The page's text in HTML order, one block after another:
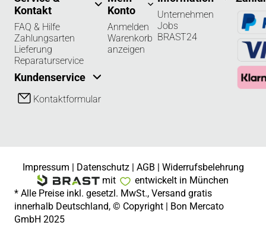
Kontakt
FAQ & Hilfe
Zahlungsarten
Lieferung
Reparaturservice
Kundenservice
Kontaktformular
Konto
Anmelden
Warenkorb
anzeigen
Unternehmen
Jobs
BRAST24
Impressum | Datenschutz| AGB | Widerrufsbelehrung
mit
entwickelt in München
* Alle Preise inkl. gesetzl. MwSt., Versand gratis
innerhalb Deutschland, © Copyright | Bon Mercato
GmbH 2025